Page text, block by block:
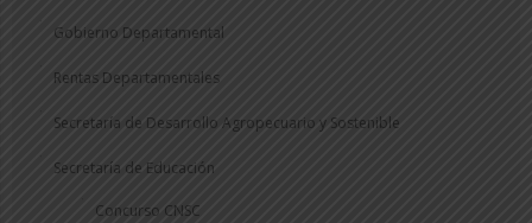
Gobierno Departamental
Rentas Departamentales
Secretaría de Desarrollo Agropecuario y Sostenible
Secretaría de Educación
Concurso CNSC